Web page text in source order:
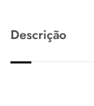
Descrição